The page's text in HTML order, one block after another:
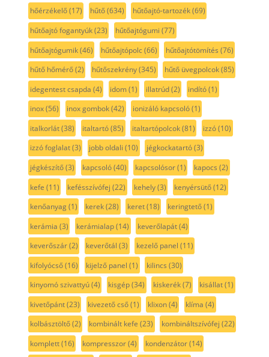
hőérzékelő(17) hűtő(634) hűtőajtó-tartozék(69)
hűtőajtó fogantyúk(23) hűtőajtógumi (77)
hűtőajtógumik(46) hűtőajtópolc(66) hűtőajtótömítés (76)
hűtő hőmérő(2) hűtőszekrény(345) hűtő üvegpolcok(85)
idegentest csapda (4) idom(1) illatrúd(2) indító(1)
inox(56) inox gombok(42) ionizáló kapcsoló(1)
italkorlát(38) italtartó(85) italtartópolcok(81) izzó(10)
izzó foglalat(3) jobb oldali (10) jégkockatartó(3)
jégkészítő(3) kapcsoló(40) kapcsolósor(1) kapocs (2)
kefe (11) kefésszívófej (22) kehely(3) kenyérsütő(12)
kenőanyag(1) kerek(28) keret(18) keringtető(1)
kerámia (3) kerámialap(14) keverőlapát(4)
keverőszár(2) keverőtál (3) kezelő panel (11)
kifolyócső(16) kijelző panel (1) kilincs (30)
kinyomó szivattyú(4) kisgép(34) kiskerék(7) kisállat(1)
kivetőpánt(23) kivezető cső(1) klixon(4) klíma (4)
kolbásztöltő(2) kombinált kefe (23) kombináltszívófej (22)
komplett(16) kompresszor(4) kondenzátor(14)